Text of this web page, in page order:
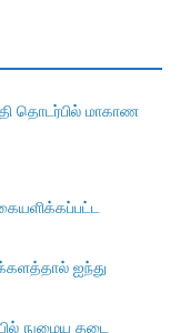
தொடர்பில் மாகாண
ஐந்து
நுழைய தடை